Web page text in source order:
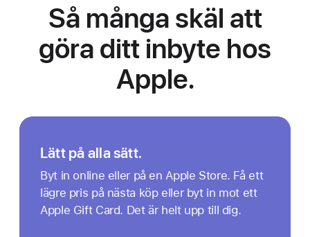
Så många skäl att
göra ditt inbyte hos
Apple.
Lätt på alla sätt.
Byt in online eller på en Apple Store. Få ett
lägre pris på nästa köp eller byt in mot ett
Apple Gift Card. Det är helt upp till dig.